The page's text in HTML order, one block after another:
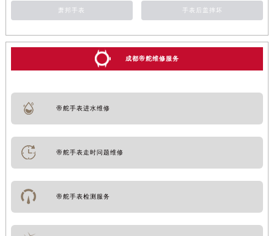
萧邦手表 手表后盖摔坏
成都帝舵维修服务
帝舵手表进水维修
帝舵手表走时问题维修
帝舵手表检测服务